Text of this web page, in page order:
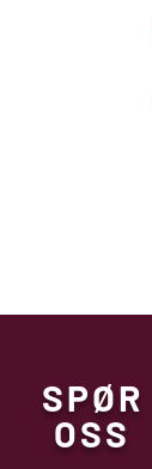
SPØR
OSS